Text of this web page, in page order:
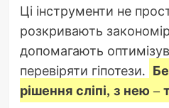
Ці інструменти не
розкривають
допомагають
перевіряти гіпотези.
рішення сліпі, з нею –